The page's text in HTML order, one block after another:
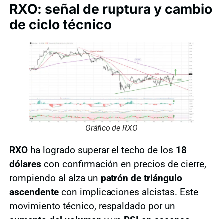
RXO: señal de ruptura y cambio
de ciclo técnico
Gráfico de RXO
RXOha logrado superar el techo de los 18
dólares con confirmación en precios de cierre,
rompiendo al alza un patrón de triángulo
ascendentecon implicaciones alcistas. Este
movimiento técnico, respaldado por un